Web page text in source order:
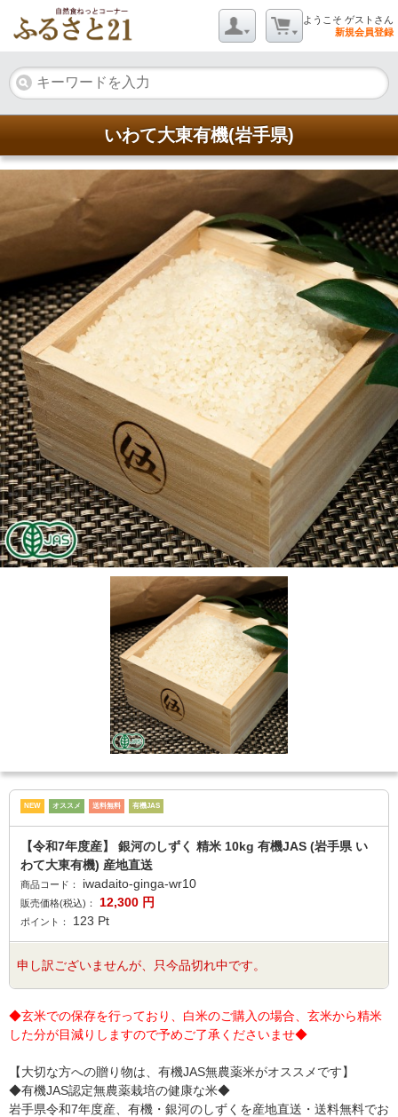
ようこそ ゲストさん
新規会員登録
いわて大東有機(岩手県)
NEW オススメ 送料無料 有機JAS
【令和7年度産】 銀河のしずく 精米 10kg 有機JAS (岩手県 い
わて大東有機) 産地直送
商品コード： iwadaito-ginga-wr10
販売価格(税込)： 12,300 円
ポイント： 123 Pt
申し訳ございませんが、只今品切れ中です。
◆玄米での保存を行っており、白米のご購入の場合、玄米から精米
した分が目減りしますので予めご了承くださいませ◆
【大切な方への贈り物は、有機JAS無農薬米がオススメです】
◆有機JAS認定無農薬栽培の健康な米◆
岩手県令和7年度産、有機・銀河のしずくを産地直送・送料無料でお